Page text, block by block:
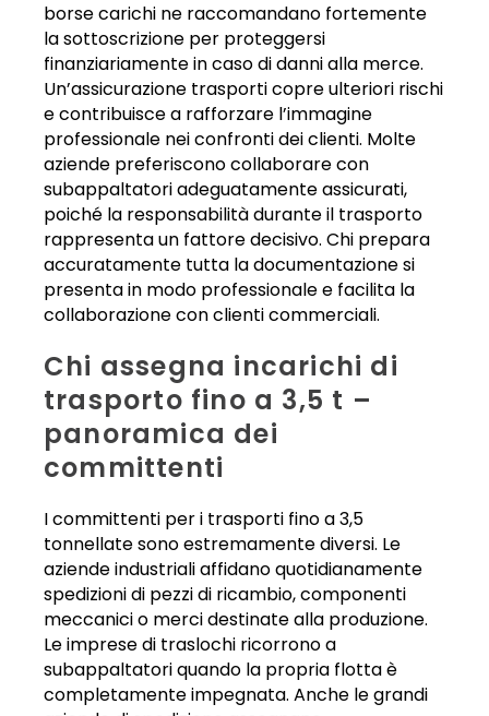
borse carichi ne raccomandano fortemente
la sottoscrizione per proteggersi
finanziariamente in caso di danni alla merce.
Un’assicurazione trasporti copre ulteriori rischi
e contribuisce a rafforzare l’immagine
professionale nei confronti dei clienti. Molte
aziende preferiscono collaborare con
subappaltatori adeguatamente assicurati,
poiché la responsabilità durante il trasporto
rappresenta un fattore decisivo. Chi prepara
accuratamente tutta la documentazione si
presenta in modo professionale e facilita la
collaborazione con clienti commerciali.
Chi assegna incarichi di
trasporto fino a 3,5 t –
panoramica dei
committenti
I committenti per i trasporti fino a 3,5
tonnellate sono estremamente diversi. Le
aziende industriali affidano quotidianamente
spedizioni di pezzi di ricambio, componenti
meccanici o merci destinate alla produzione.
Le imprese di traslochi ricorrono a
subappaltatori quando la propria flotta è
completamente impegnata. Anche le grandi